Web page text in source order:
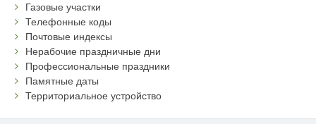
Газовые участки
Телефонные коды
Почтовые индексы
Нерабочие праздничные дни
Профессиональные праздники
Памятные даты
Территориальное устройство